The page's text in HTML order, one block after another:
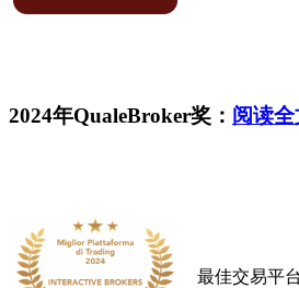
2024年QualeBroker奖： 阅读全
最佳交易平台